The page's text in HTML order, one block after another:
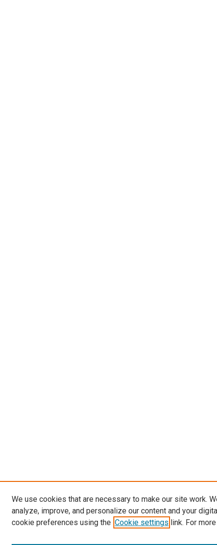
We use cookies that are necessary to make our site work.
analyze, improve, and personalize our content and your
cookie preferences using the Cookie settings link. For